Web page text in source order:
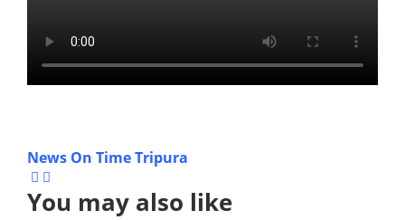
News On Time Tripura
You may also like